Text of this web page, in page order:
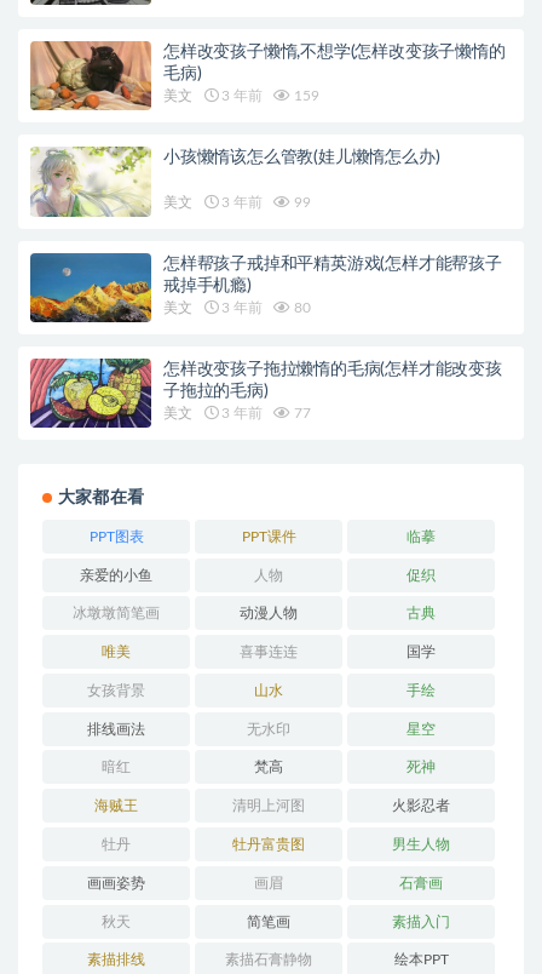
怎样改变孩子懒惰,不想学(怎样改变孩子懒惰的
毛病)
美文 3 年前 159
小孩懒惰该怎么管教(娃儿懒惰怎么办)
美文 3 年前 99
怎样帮孩子戒掉和平精英游戏(怎样才能帮孩子
戒掉手机瘾)
美文 3 年前 80
怎样改变孩子拖拉懒惰的毛病(怎样才能改变孩
子拖拉的毛病)
美文 3 年前 77
大家都在看
PPT图表 PPT课件 临摹
亲爱的小鱼 人物 促织
冰墩墩简笔画 动漫人物 古典
唯美 喜事连连 国学
女孩背景 山水 手绘
排线画法 无水印 星空
暗红 梵高 死神
海贼王 清明上河图 火影忍者
牡丹 牡丹富贵图 男生人物
画画姿势 画眉 石膏画
秋天 简笔画 素描入门
素描排线 素描石膏静物 绘本PPT